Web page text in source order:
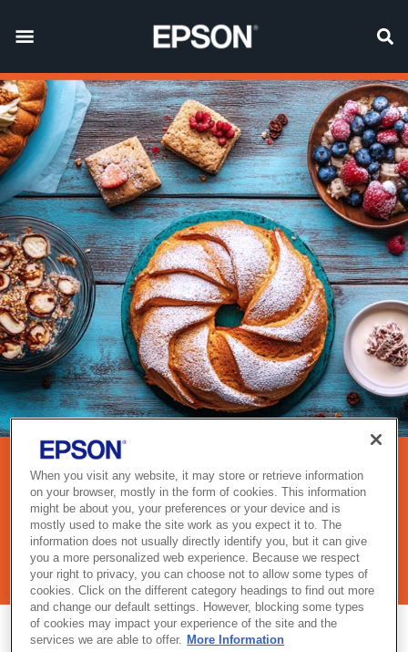
ВЫПЕЧКА И КУЛИНАРИЯ
Выбирайте из нашего огромного ассортимента бесплатных
шаблонов для любых задач печати.
When you visit any website, it may store or retrieve information
on your browser, mostly in the form of cookies. This information
might be about you, your preferences or your device and is
mostly used to make the site work as you expect it to. The
information does not usually directly identify you, but it can give
you a more personalized web experience. Because we respect
your right to privacy, you can choose not to allow some types of
cookies. Click on the different category headings to find out more
and change our default settings. However, blocking some types
of cookies may impact your experience of the site and the
services we are able to offer. More Information